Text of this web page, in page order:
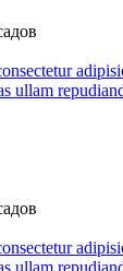
ullam
ullam